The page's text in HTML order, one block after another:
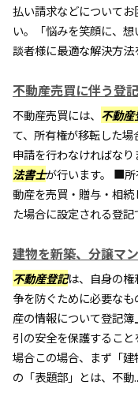
払い請求などについて
い。「悩みを笑顔に、
談者様に最適な解決方法
不動産売買に伴う登記
不動産売買には、 不動産
て、所有権が移転した
申請を行わなければな
法書士が行います。 ■所
動産を売買・贈与・相
た場合に設定される登記
建物を新築、分譲マ
不動産登記は、自身の
争を防ぐために必要なも
産の情報について登記
引の安全を保護するこ
場合この場合、まず「
の「表題部」とは、不動